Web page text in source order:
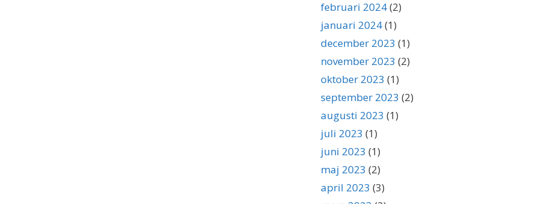
februari 2024(2)
januari 2024(1)
december 2023 (1)
november 2023 (2)
oktober 2023 (1)
september 2023 (2)
augusti 2023 (1)
juli 2023 (1)
juni 2023 (1)
maj 2023 (2)
april 2023 (3)